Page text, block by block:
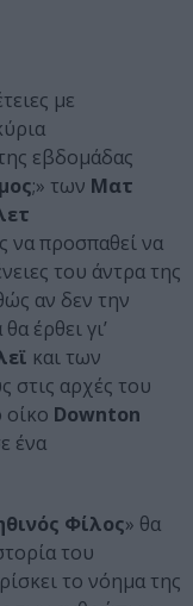
με
εβδομάδας
;» των Ματ
να προσπαθεί να
του άντρα της
αν δεν την
έρθει γι’
και των
στις αρχές του
οίκο Downton
ένα
Φίλος» θα
του
το νόημα της